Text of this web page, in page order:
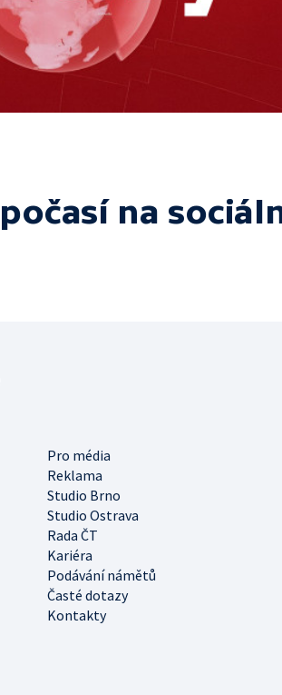
na
Pro média
Reklama
Studio Brno
Studio Ostrava
Rada ČT
Kariéra
Podávání námětů
Časté dotazy
Kontakty